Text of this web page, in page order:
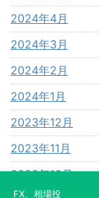
2024年4月
2024年3月
2024年2月
2024年1月
2023年12月
2023年11月
2023年10月
FX、相場投